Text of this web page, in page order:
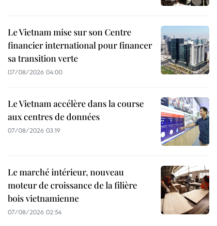
Le Vietnam mise sur son Centre
financier international pour financer
sa transition verte
07/08/2026 04:00
Le Vietnam accélère dans la course
aux centres de données
07/08/2026 03:19
Le marché intérieur, nouveau
moteur de croissance de la filière
bois vietnamienne
07/08/2026 02:54